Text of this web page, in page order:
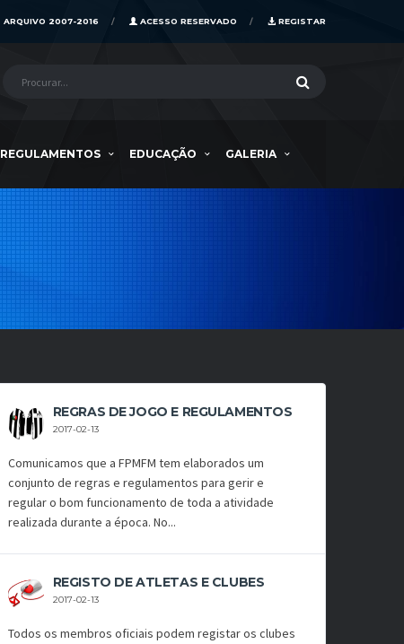
REGISTAR
ACESSO RESERVADO
ARQUIVO 2007-2016
REGULAMENTOS EDUCAÇÃO GALERIA
REGRAS DE JOGO E REGULAMENTOS
2017-02-13
Comunicamos que a FPMFM tem elaborados um
conjunto de regras e regulamentos para gerir e
regular o bom funcionamento de toda a atividade
realizada durante a época. No...
REGISTO DE ATLETAS E CLUBES
2017-02-13
Todos os membros oficiais podem registar os clubes